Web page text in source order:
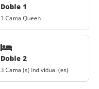
Doble 1
1 Cama Queen
Doble 2
3 Cama (s) Individual (es)